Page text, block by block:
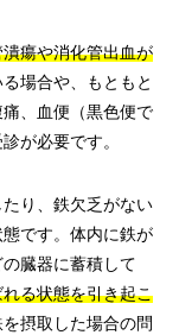
瘍や消化管出血が
場合や、もともと
、血便（黒色便で
が必要です。
り、鉄欠乏がない
です。体内に鉄が
臓器に蓄積して
る状態を引き起こ
摂取した場合の問